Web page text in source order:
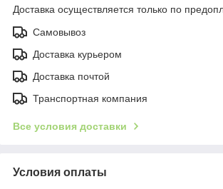
Доставка осуществляется только по
Самовывоз
Доставка курьером
Доставка почтой
Транспортная компания
Все условия доставки
Условия оплаты